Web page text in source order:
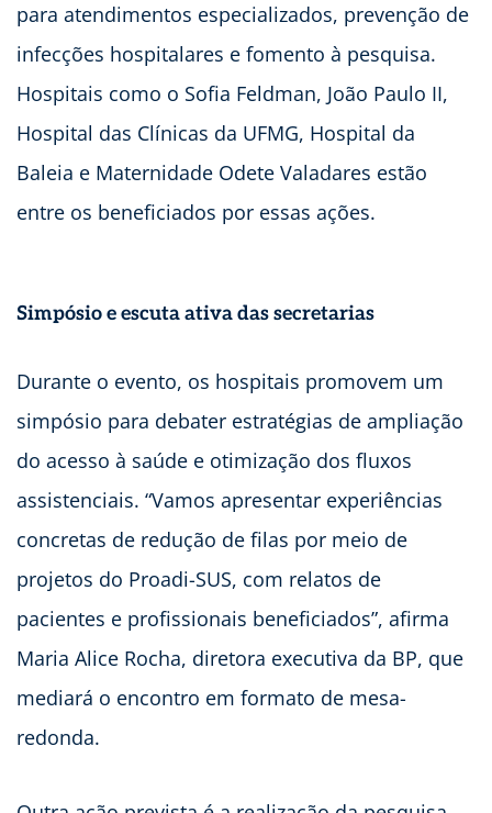
para atendimentos especializados, prevenção de
infecções hospitalares e fomento à pesquisa.
Hospitais como o Sofia Feldman, João Paulo II,
Hospital das Clínicas da UFMG, Hospital da
Baleia e Maternidade Odete Valadares estão
entre os beneficiados por essas ações.
Simpósio e escuta ativa das secretarias
Durante o evento, os hospitais promovem um
simpósio para debater estratégias de ampliação
do acesso à saúde e otimização dos fluxos
assistenciais. “Vamos apresentar experiências
concretas de redução de filas por meio de
projetos do Proadi-SUS, com relatos de
pacientes e profissionais beneficiados”, afirma
Maria Alice Rocha, diretora executiva da BP, que
mediará o encontro em formato de mesa-
redonda.